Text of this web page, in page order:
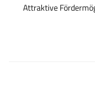
Attraktive